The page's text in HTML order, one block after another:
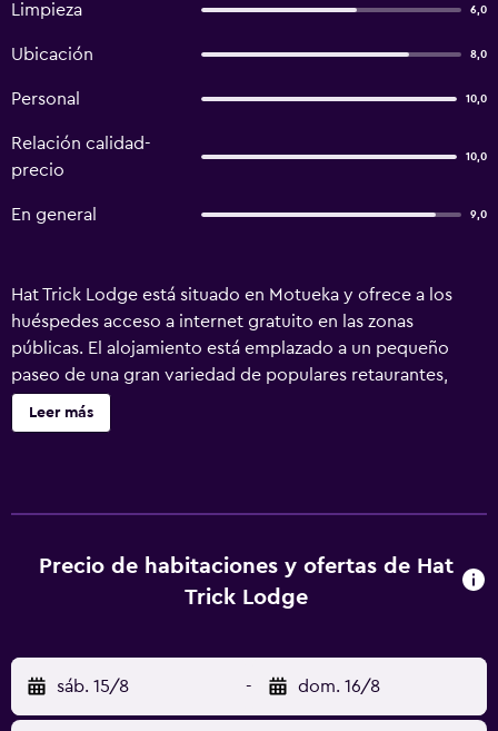
Limpieza 6,0
Ubicación 8,0
Personal 10,0
Relación calidad-
precio
10,0
En general 9,0
Hat Trick Lodge está situado en Motueka y ofrece a los
huéspedes acceso a internet gratuito en las zonas
públicas. El alojamiento está emplazado a un pequeño
paseo de una gran variedad de populares retaurantes,
bares y discotecas. Los huéspedes del hostal pueden
disfrutar de los jardines de la propiedad. También se
también tienen acceso a un cuarto de baño compartido. El
hostal se encuentra junto a los lugares de interés turístico
breve trayecto en coche desde la propiedad.
Leer más
Precio de habitaciones y ofertas de Hat
Trick Lodge
sáb. 15/8 - dom. 16/8